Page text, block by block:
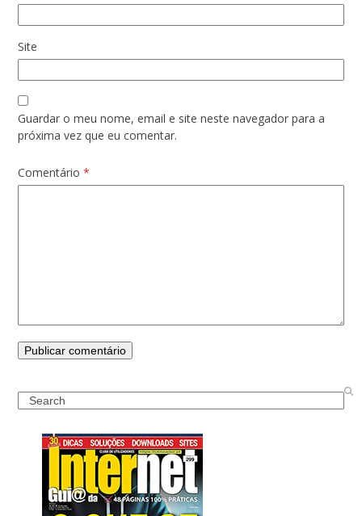
Site
Guardar o meu nome, email e site neste navegador para a
próxima vez que eu comentar.
Comentário*
Search